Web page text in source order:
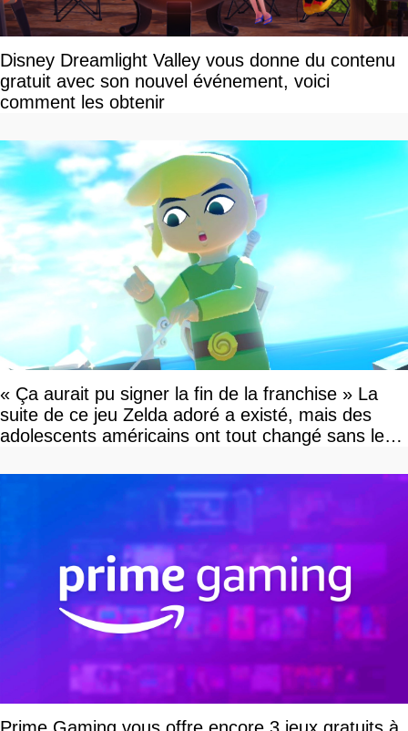
Disney Dreamlight Valley vous donne du contenu
gratuit avec son nouvel événement, voici
comment les obtenir
« Ça aurait pu signer la fin de la franchise » La
suite de ce jeu Zelda adoré a existé, mais des
adolescents américains ont tout changé sans le